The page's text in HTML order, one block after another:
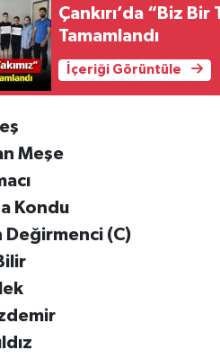
Çankırı’da “Biz Bir
Tamamlandı
İçeriği Görüntüle
Meşe
Kondu
Değirmenci (C)